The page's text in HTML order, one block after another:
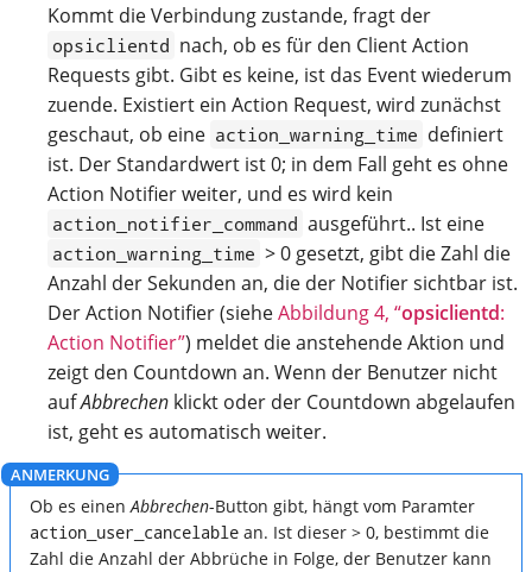
Kommt die Verbindung zustande, fragt der
opsiclientd nach, ob es für den Client Action
Requests gibt. Gibt es keine, ist das Event wiederum
zuende. Existiert ein Action Request, wird zunächst
geschaut, ob eine action_warning_time definiert
ist. Der Standardwert ist 0; in dem Fall geht es ohne
Action Notifier weiter, und es wird kein
action_notifier_command ausgeführt.. Ist eine
action_warning_time > 0 gesetzt, gibt die Zahl die
Anzahl der Sekunden an, die der Notifier sichtbar ist.
Der Action Notifier (sieheAbbildung 4, “opsiclientd:
Action Notifier”) meldet die anstehende Aktion und
zeigt den Countdown an. Wenn der Benutzer nicht
aufAbbrechen klickt oder der Countdown abgelaufen
ist, geht es automatisch weiter.
Ob es einenAbbrechen-Button gibt, hängt vom Paramter
action_user_cancelable an. Ist dieser > 0, bestimmt die
Zahl die Anzahl der Abbrüche in Folge, der Benutzer kann